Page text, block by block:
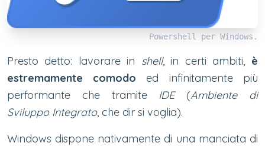
Powershell per Windows.
Presto detto: lavorare in shell, in certi ambiti, è
estremamente comodo ed infinitamente più
performante che tramite IDE(Ambiente di
Sviluppo Integrato, che dir si voglia).
Windows dispone nativamente di una manciata di